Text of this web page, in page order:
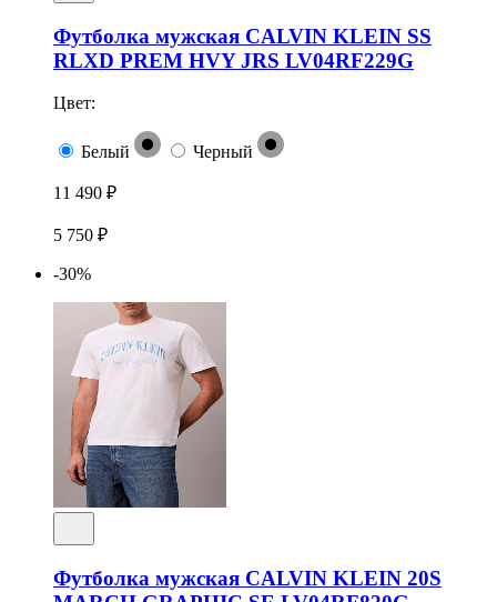
Футболка мужская CALVIN KLEIN SS
RLXD PREM HVY JRS LV04RF229G
Цвет:
Белый Черный
11 490 ₽
5 750 ₽
-30%
Футболка мужская CALVIN KLEIN 20S